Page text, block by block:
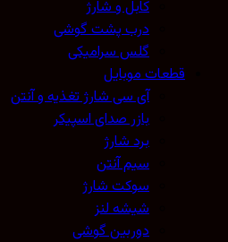
کابل و شارژ
درب پشت گوشی
گلس سرامیکی
قطعات موبایل
آی سی شارژ تغذیه و آنتن
بازر صدای اسپیکر
برد شارژ
سیم آنتن
سوکت شارژ
شیشه لنز
دوربین گوشی